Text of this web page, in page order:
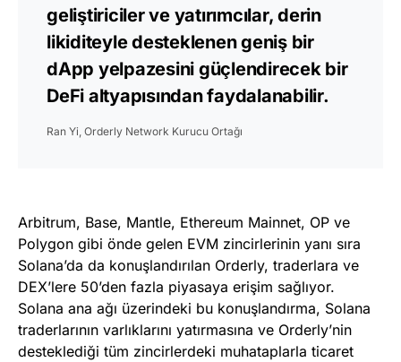
geliştiriciler ve yatırımcılar, derin
likiditeyle desteklenen geniş bir
dApp yelpazesini güçlendirecek bir
DeFi altyapısından faydalanabilir.
Ran Yi, Orderly Network Kurucu Ortağı
Arbitrum, Base, Mantle, Ethereum Mainnet, OP ve
Polygon gibi önde gelen EVM zincirlerinin yanı sıra
Solana’da da konuşlandırılan Orderly, traderlara ve
DEX’lere 50’den fazla piyasaya erişim sağlıyor.
Solana ana ağı üzerindeki bu konuşlandırma, Solana
traderlarının varlıklarını yatırmasına ve Orderly’nin
desteklediği tüm zincirlerdeki muhataplarla ticaret